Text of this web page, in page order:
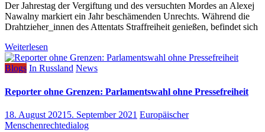
Der Jahrestag der Vergiftung und des versuchten Mordes an Alexej
Nawalny markiert ein Jahr beschämenden Unrechts. Während die
Drahtzieher_innen des Attentats Straffreiheit genießen, befindet sich
Weiterlesen
Blogs In Russland News
Reporter ohne Grenzen: Parlamentswahl ohne Pressefreiheit
18. August 2021 5. September 2021 Europäischer
Menschenrechtedialog